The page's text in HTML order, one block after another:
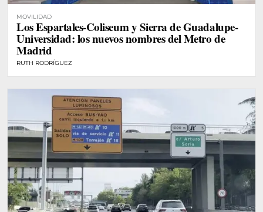
MOVILIDAD
Los Espartales-Coliseum y Sierra de Guadalupe-
Universidad: los nuevos nombres del Metro de
Madrid
RUTH RODRÍGUEZ